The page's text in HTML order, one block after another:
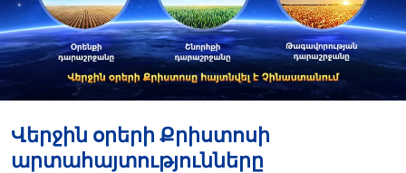
Վերջին օրերի Քրիստոսի
արտահայտությունները